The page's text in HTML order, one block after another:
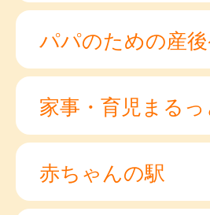
パパのための産
家事・育児まる
赤ちゃんの駅